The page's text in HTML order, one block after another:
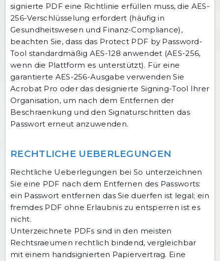
signierte PDF eine Richtlinie erfüllen muss, die AES-
256-Verschlüsselung erfordert (häufig in
Gesundheitswesen und Finanz-Compliance),
beachten Sie, dass das Protect PDF by Password-
Tool standardmäßig AES-128 anwendet (AES-256,
wenn die Plattform es unterstützt). Für eine
garantierte AES-256-Ausgabe verwenden Sie
Acrobat Pro oder das designierte Signing-Tool Ihrer
Organisation, um nach dem Entfernen der
Beschraenkung und den Signaturschritten das
Passwort erneut anzuwenden.
RECHTLICHE UEBERLEGUNGEN
Rechtliche Ueberlegungen bei So unterzeichnen
Sie eine PDF nach dem Entfernen des Passworts:
ein Passwort entfernen das Sie duerfen ist legal; ein
fremdes PDF ohne Erlaubnis zu entsperren ist es
nicht.
Unterzeichnete PDFs sind in den meisten
Rechtsraeumen rechtlich bindend, vergleichbar
mit einem handsignierten Papiervertrag. Eine